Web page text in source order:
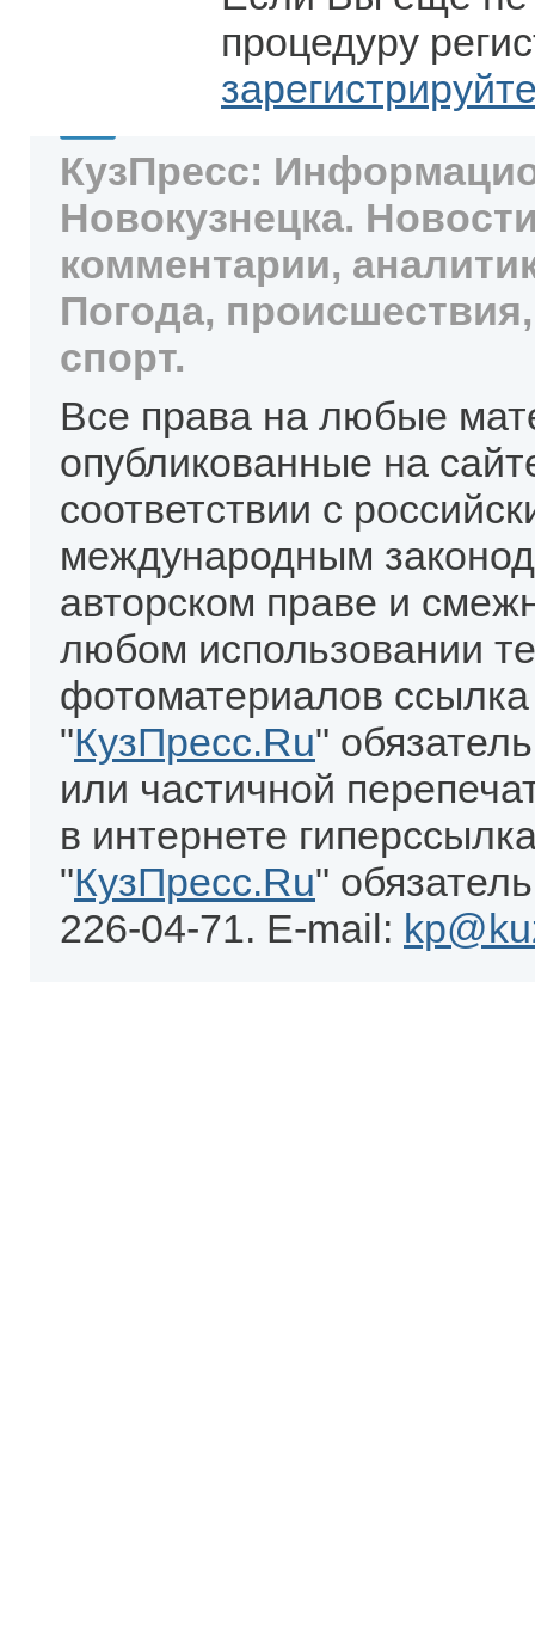
процедуру
КузПресс:
Новокузнецка.
комментарии,
Погода,
спорт.
Все права на любые
опубликованные на
соответствии с
международным
авторском праве и
любом использовании
фотоматериалов
"КузПресс.Ru"
или частичной
в интернете
"КузПресс.Ru"
226-04-71. E-mail: